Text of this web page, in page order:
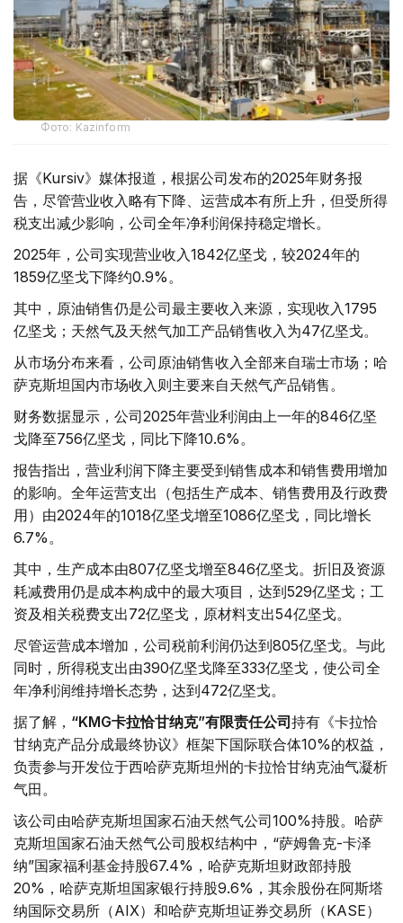
Фото: Kazinform
据《Kursiv》媒体报道，根据公司发布的2025年财务报
告，尽管营业收入略有下降、运营成本有所上升，但受所得
税支出减少影响，公司全年净利润保持稳定增长。
2025年，公司实现营业收入1842亿坚戈，较2024年的
1859亿坚戈下降约0.9%。
其中，原油销售仍是公司最主要收入来源，实现收入1795
亿坚戈；天然气及天然气加工产品销售收入为47亿坚戈。
从市场分布来看，公司原油销售收入全部来自瑞士市场；哈
萨克斯坦国内市场收入则主要来自天然气产品销售。
财务数据显示，公司2025年营业利润由上一年的846亿坚
戈降至756亿坚戈，同比下降10.6%。
报告指出，营业利润下降主要受到销售成本和销售费用增加
的影响。全年运营支出（包括生产成本、销售费用及行政费
用）由2024年的1018亿坚戈增至1086亿坚戈，同比增长
6.7%。
其中，生产成本由807亿坚戈增至846亿坚戈。折旧及资源
耗减费用仍是成本构成中的最大项目，达到529亿坚戈；工
资及相关税费支出72亿坚戈，原材料支出54亿坚戈。
尽管运营成本增加，公司税前利润仍达到805亿坚戈。与此
同时，所得税支出由390亿坚戈降至333亿坚戈，使公司全
年净利润维持增长态势，达到472亿坚戈。
据了解， “KMG卡拉恰甘纳克”有限责任公司持有《卡拉恰
甘纳克产品分成最终协议》框架下国际联合体10%的权益，
负责参与开发位于西哈萨克斯坦州的卡拉恰甘纳克油气凝析
气田。
该公司由哈萨克斯坦国家石油天然气公司100%持股。哈萨
克斯坦国家石油天然气公司股权结构中，“萨姆鲁克-卡泽
纳”国家福利基金持股67.4%，哈萨克斯坦财政部持股
20%，哈萨克斯坦国家银行持股9.6%，其余股份在阿斯塔
纳国际交易所（AIX）和哈萨克斯坦证券交易所（KASE）